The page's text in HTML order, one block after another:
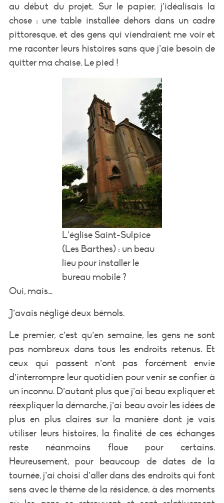
au début du projet. Sur le papier, j’idéalisais la
chose : une table installée dehors dans un cadre
pittoresque, et des gens qui viendraient me voir et
me raconter leurs histoires sans que j’aie besoin de
quitter ma chaise. Le pied !
L’église Saint-Sulpice
(Les Barthes) : un beau
lieu pour installer le
bureau mobile ?
Oui, mais…
J’avais négligé deux bémols.
Le premier, c’est qu’en semaine, les gens ne sont
pas nombreux dans tous les endroits retenus. Et
ceux qui passent n’ont pas forcément envie
d’interrompre leur quotidien pour venir se confier à
un inconnu. D’autant plus que j’ai beau expliquer et
réexpliquer la démarche, j’ai beau avoir les idées de
plus en plus claires sur la manière dont je vais
utiliser leurs histoires, la finalité de ces échanges
reste néanmoins floue pour certains.
Heureusement, pour beaucoup de dates de la
tournée, j’ai choisi d’aller dans des endroits qui font
sens avec le thème de la résidence, à des moments